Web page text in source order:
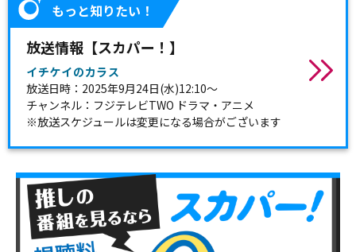
もっと知りたい！
放送情報【スカパー！】
イチケイのカラス
放送日時：2025年9月24日(水)12:10～
チャンネル：フジテレビTWO ドラマ・アニメ
※放送スケジュールは変更になる場合がございます